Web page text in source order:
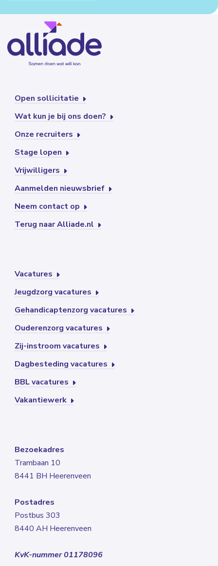
Open sollicitatie
Wat kun je bij ons doen?
Onze recruiters
Stage lopen
Vrijwilligers
Aanmelden nieuwsbrief
Neem contact op
Terug naar Alliade.nl
Vacatures
Jeugdzorg vacatures
Gehandicaptenzorg vacatures
Ouderenzorg vacatures
Zij-instroom vacatures
Dagbesteding vacatures
BBL vacatures
Vakantiewerk
Bezoekadres
Trambaan 10
8441 BH Heerenveen
Postadres
Postbus 303
8440 AH Heerenveen
KvK-nummer 01178096